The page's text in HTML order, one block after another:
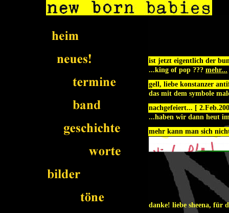
ist jetzt eigentlich der
...king of pop ??? mehr...
gell, liebe konstanzer
das mit dem symbole
nachgefeiert... [
...haben wir dann heut
mehr kann man sich
danke! liebe sheena, für